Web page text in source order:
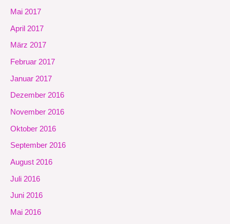
Mai 2017
April 2017
März 2017
Februar 2017
Januar 2017
Dezember 2016
November 2016
Oktober 2016
September 2016
August 2016
Juli 2016
Juni 2016
Mai 2016